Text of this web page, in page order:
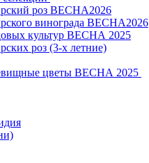
роз ВЕСНА2026
винограда ВЕСНА2026
культур ВЕСНА 2025
роз (3-х летние)
цветы ВЕСНА 2025